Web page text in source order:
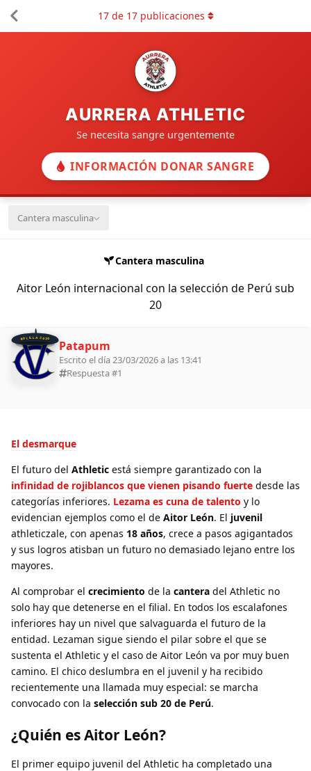
AURRERA ATHLETIC
Se necesita sangre urgentemente
INFORMACIÓN DONAR SANGRE
Cantera masculina
Cantera masculina
Aitor León internacional con la selección de Perú sub
20
17de 17publicaciones
BOLILLA 2026 Patapum
Escrito el día 23/03/2026 a las 13:41
Respuesta #1
El desmarque
El futuro del Athletic está siempre garantizado con la
infinidad de rojiblancos que vienen pisando fuerte desde las
categorías inferiores. Lezama es cuna de talento y lo
evidencian ejemplos como el de Aitor León. El juvenil
athleticzale, con apenas 18 años, crece a pasos agigantados
y sus logros atisban un futuro no demasiado lejano entre los
mayores.
Al comprobar el crecimiento de la cantera del Athletic no
solo hay que detenerse en el filial. En todos los escalafones
inferiores hay un nivel que salvaguarda el futuro de la
entidad. Lezaman sigue siendo el pilar sobre el que se
sustenta el Athletic y el caso de Aitor León va por muy buen
camino. El chico deslumbra en el juvenil y ha recibido
recientemente una llamada muy especial: se marcha
convocado con la selección sub 20 de Perú.
¿Quién es Aitor León?
El primer equipo juvenil del Athletic ha completado una